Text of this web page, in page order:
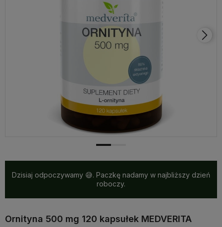
Dzisiaj odpoczywamy 😅. Paczkę nadamy w najbliższy dzień
roboczy.
Ornityna 500 mg 120 kapsułek MEDVERITA